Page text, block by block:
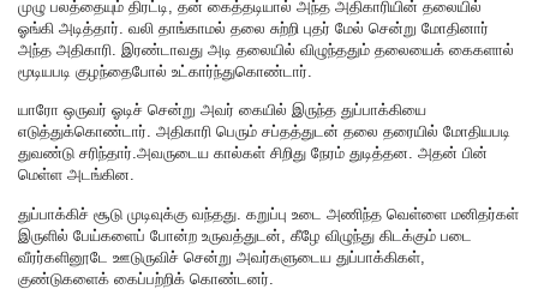
முழு பலத்தையும் திரட்டி, தன் கைத்தடியால் அந்த அதிகாரியின் தலையில்
ஓங்கி அடித்தார். வலி தாங்காமல் தலை சுற்றி புதர் மேல் சென்று மோதினார்
அந்த அதிகாரி. இரண்டாவது அடி தலையில் விழுந்ததும் தலையைக் கைகளால்
மூடியபடி குழந்தைபோல் உட்கார்ந்துகொண்டார்.
யாரோ ஒருவர் ஓடிச் சென்று அவர் கையில் இருந்த துப்பாக்கியை
எடுத்துக்கொண்டார். அதிகாரி பெரும் சப்தத்துடன் தலை தரையில் மோதியபடி
துவண்டு சரிந்தார்.அவருடைய கால்கள் சிறிது நேரம் துடித்தன. அதன் பின்
மெள்ள அடங்கின.
துப்பாக்கிச் சூடு முடிவுக்கு வந்தது. கறுப்பு உடை அணிந்த வெள்ளை மனிதர்கள்
இருளில் பேய்களைப் போன்ற உருவத்துடன், கீழே விழுந்து கிடக்கும் படை
வீரர்களினூடே ஊடுருவிச் சென்று அவர்களுடைய துப்பாக்கிகள்,
குண்டுகளைக் கைப்பற்றிக் கொண்டனர்.